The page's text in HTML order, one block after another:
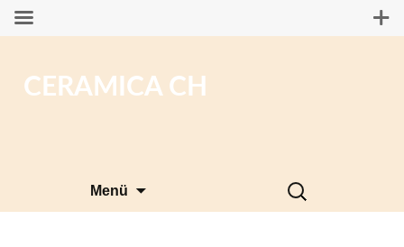
CERAMICA CH
Menü
Suchen
nach: